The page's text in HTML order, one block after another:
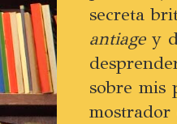
secreta
antiagey
sobre mis
mostrador